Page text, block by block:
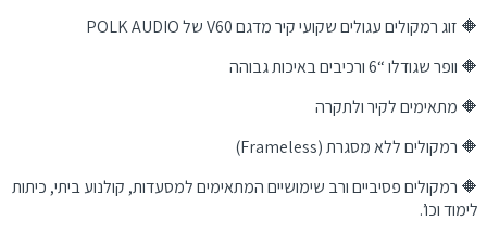
🔶 זוג רמקולים עגולים שקועי קיר מדגם V60 של POLK AUDIO
🔶 וופר שגודלו “6 ורכיבים באיכות גבוהה
🔶 מתאימים לקיר ולתקרה
🔶 רמקולים ללא מסגרת (Frameless)
🔶 רמקולים פסיביים ורב שימושיים המתאימים למסעדות, קולנוע ביתי, כיתות
לימוד וכו’.